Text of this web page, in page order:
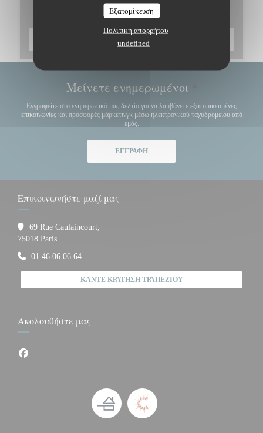
Εξατομίκευση
Πολιτική απορρήτου
undefined
Μενού
Μείνετε ενημερωμένοι
Εγγραφείτε στο ενημερωτικό μας δελτίο για να λαμβάνετε εξατομικευμένες
επικοινωνίες και προσφορές μάρκετινγκ μέσω ηλεκτρονικού ταχυδρομείου από
εμάς.
ΕΓΓΡΑΦΉ
Επικοινωνήστε μαζί μας
69 Rue Caulaincourt,
75018 Paris((ανοίγει σε νέο παράθυρο))
01 46 06 06 64
ΚΆΝΤΕ ΚΡΆΤΗΣΗ ΤΡΑΠΕΖΙΟΎ
Ακολουθήστε μας
Facebook ((ανοίγει σε νέο παράθυρο))